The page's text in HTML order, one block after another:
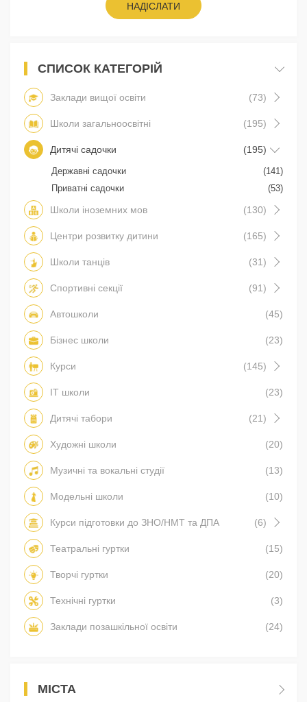
НАДІСЛАТИ
СПИСОК КАТЕГОРІЙ
Заклади вищої освіти (73)
Школи загальноосвітні (195)
Дитячі садочки (195)
Державні садочки
(141)
Приватні садочки
(53)
Школи іноземних мов (130)
Центри розвитку дитини (165)
Школи танців (31)
Спортивні секції (91)
Автошколи (45)
Бізнес школи (23)
Курси (145)
IT школи (23)
Дитячі табори (21)
Художні школи (20)
Музичні та вокальні студії (13)
Модельні школи (10)
Курси підготовки до ЗНО/НМТ та ДПА (6)
Театральні гуртки (15)
Творчі гуртки (20)
Технічні гуртки (3)
Заклади позашкільної освіти (24)
МІСТА